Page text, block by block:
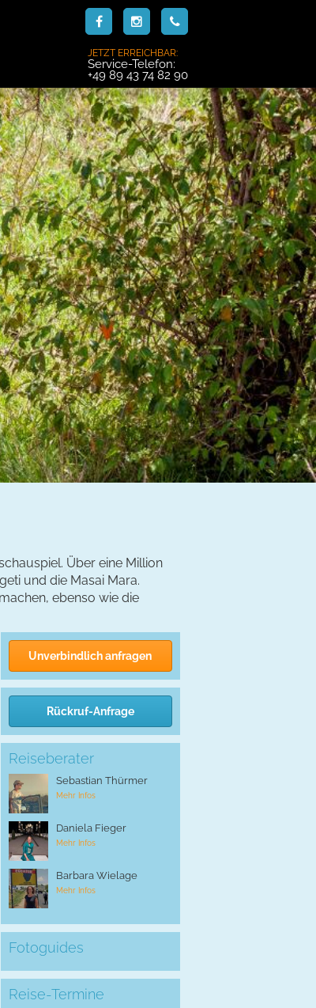
JETZT ERREICHBAR:
Service-Telefon:
+49 89 43 74 82 90
Über eine Million
und die Masai Mara.
ebenso wie die
Unverbindlich anfragen
Rückruf-Anfrage
Reiseberater
Sebastian Thürmer
Mehr Infos
Daniela Fieger
Mehr Infos
Barbara Wielage
Mehr Infos
Fotoguides
Reise-Termine